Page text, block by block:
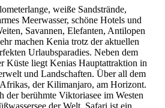
weiße Sandstrände,
Meerwasser, schöne Hotels und
Savannen, Elefanten, Antilopen
machen Kenia trotz der aktuellen
Urlaubsparadies. Neben dem
Küste liegt Kenias Hauptattraktion in
und Landschaften. Über all dem
der Kilimanjaro, am Horizont.
der berühmte Viktoriasee im Westen
der Welt. Safari ist ein